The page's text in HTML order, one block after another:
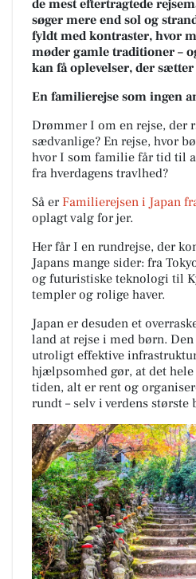
de mest eftertragtede
søger mere end sol og
fyldt med kontraster, hvor
møder gamle traditioner –
kan få oplevelser, der
En familierejse som ingen
Drømmer I om en rejse, der
sædvanlige? En rejse, hvor
hvor I som familie får tid til
fra hverdagens travlhed?
Så er Familierejsen i Japan
oplagt valg for jer.
Her får I en rundrejse, der
Japans mange sider: fra
og futuristiske teknologi til
templer og rolige haver.
Japan er desuden et
land at rejse i med børn.
utroligt effektive
hjælpsomhed gør, at det
tiden, alt er rent og
rundt – selv i verdens største